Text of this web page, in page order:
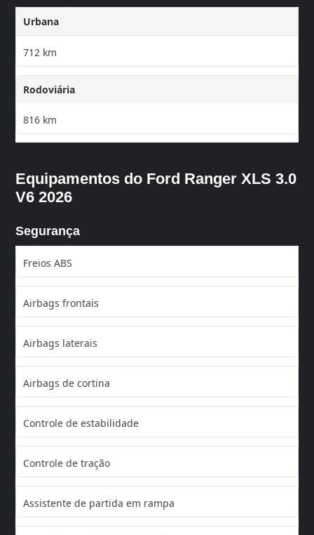
Urbana
712 km
Rodoviária
816 km
Equipamentos do Ford Ranger XLS 3.0
V6 2026
Segurança
Freios ABS
Airbags frontais
Airbags laterais
Airbags de cortina
Controle de estabilidade
Controle de tração
Assistente de partida em rampa